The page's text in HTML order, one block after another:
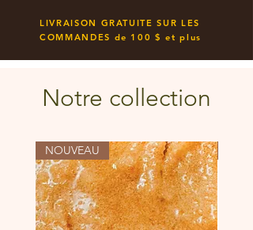
LIVRAISON GRATUITE SUR LES
COMMANDES de 100 $ et plus
Notre collection
NOUVEAU